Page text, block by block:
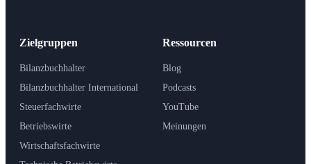
Zielgruppen
Bilanzbuchhalter
Bilanzbuchhalter International
Steuerfachwirte
Betriebswirte
Wirtschaftsfachwirte
Ressourcen
Blog
Podcasts
YouTube
Meinungen